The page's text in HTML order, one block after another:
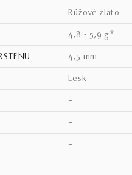
růžové zlato
4,8 - 5,9 g*
4,5 mm
lesk
–
–
–
–